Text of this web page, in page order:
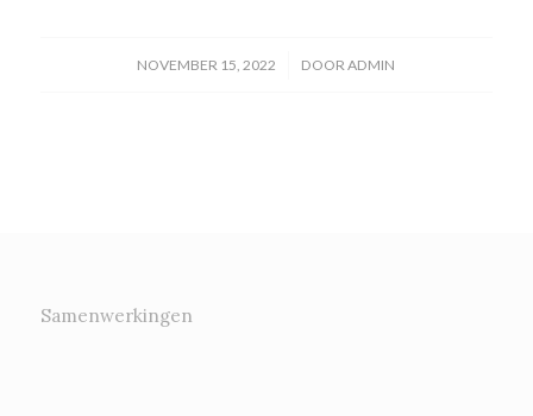
NOVEMBER 15, 2022
/ DOORADMIN
Samenwerkingen